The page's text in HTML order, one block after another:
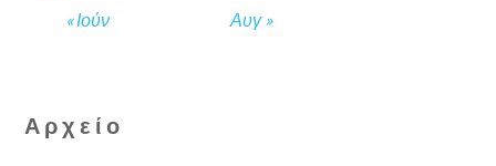
« Ιούν Αυγ »
Αρχείο